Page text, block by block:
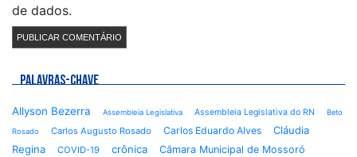
de dados.
PALAVRAS-CHAVE
Allyson Bezerra Assembleia Legislativa Assembleia Legislativa do RN Beto
Rosado Carlos Augusto Rosado Carlos Eduardo Alves
Cláudia
Regina
COVID-19 crônica Câmara Municipal de Mossoró